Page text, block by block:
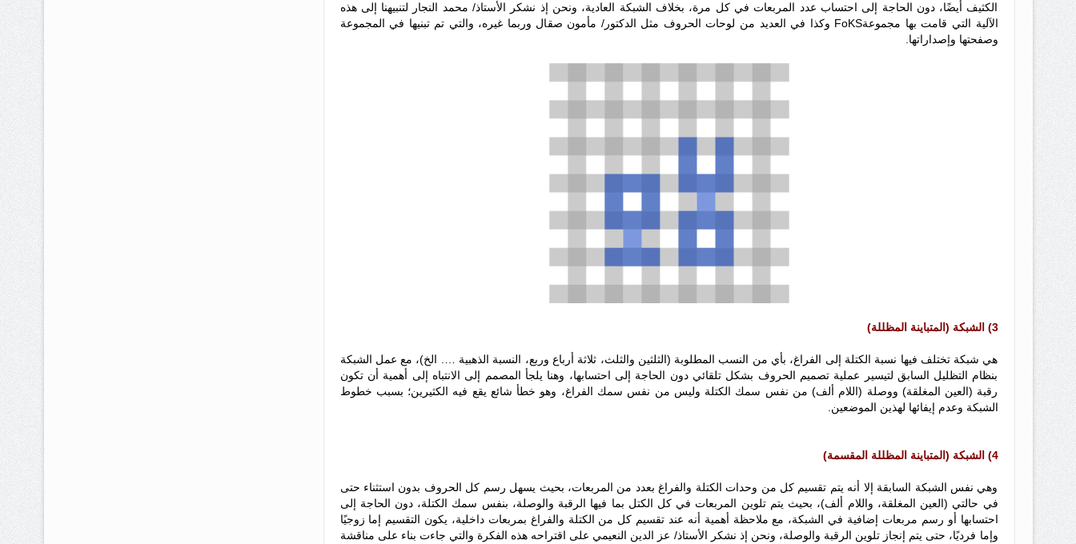
الكثيف أيضًا، دون الحاجة إلى احتساب عدد المربعات في كل مرة، بخلاف الشبكة العادية، ونحن إذ نشكر الأستاذ/ محمد النجار لتنبيهنا إلى هذه
الآلية التي قامت بها مجموعةFoKS وكذا في العديد من لوحات الحروف مثل الدكتور/ مأمون صقال وربما غيره، والتي تم تبنيها في المجموعة
وصفحتها وإصداراتها.
3) الشبكة (المتباينة المظللة)
هي شبكة تختلف فيها نسبة الكتلة إلى الفراغ، بأي من النسب المطلوبة (الثلثين والثلث، ثلاثة أرباع وربع، النسبة الذهبية …. الخ)، مع عمل الشبكة
بنظام التظليل السابق لتيسير عملية تصميم الحروف بشكل تلقائي دون الحاجة إلى احتسابها، وهنا يلجأ المصمم إلى الانتباه إلى أهمية أن تكون
رقبة (العين المغلقة) ووصلة (اللام ألف) من نفس سمك الكتلة وليس من نفس سمك الفراغ، وهو خطأ شائع يقع فيه الكثيرين؛ بسبب خطوط
الشبكة وعدم إيفائها لهذين الموضعين.
4) الشبكة (المتباينة المظللة المقسمة)
وهي نفس الشبكة السابقة إلا أنه يتم تقسيم كل من وحدات الكتلة والفراغ بعدد من المربعات، بحيث يسهل رسم كل الحروف بدون استثناء حتى
في حالتي (العين المغلقة، واللام ألف)، بحيث يتم تلوين المربعات في كل الكتل بما فيها الرقبة والوصلة، بنفس سمك الكتلة، دون الحاجة إلى
احتسابها أو رسم مربعات إضافية في الشبكة، مع ملاحظة أهمية أنه عند تقسيم كل من الكتلة والفراغ بمربعات داخلية، يكون التقسيم إما زوجيًا
وإما فرديًا، حتى يتم إنجاز تلوين الرقبة والوصلة، ونحن إذ نشكر الأستاذ/ عز الدين النعيمي على اقتراحه هذه الفكرة والتي جاءت بناء على مناقشة